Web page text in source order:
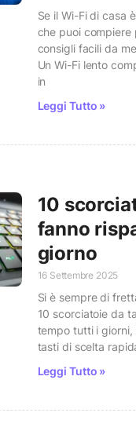
Se il Wi-Fi di casa
che puoi compiere
consigli facili da
Un Wi-Fi lento
in
Leggi Tutto »
10
fanno
giorno
16 Settembre 2025
Si è sempre di
10 scorciatoie da
tempo tutti i giorni,
tasti di scelta
Leggi Tutto »